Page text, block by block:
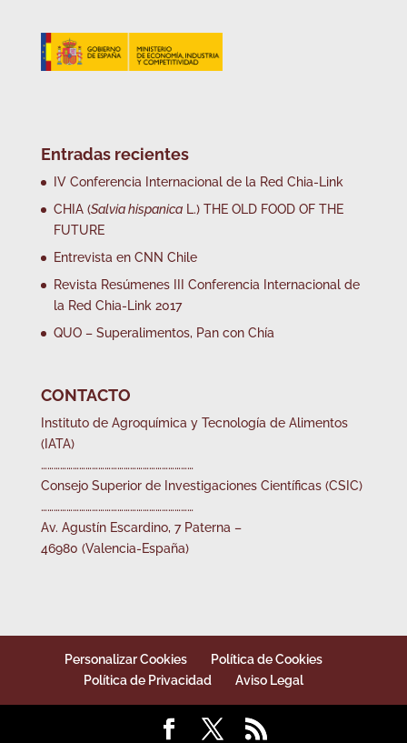
Entradas recientes
IV Conferencia Internacional de la Red Chia-Link
CHIA (Salvia hispanicaL.) THE OLD FOOD OF THE
FUTURE
Entrevista en CNN Chile
Revista Resúmenes III Conferencia Internacional de
la Red Chia-Link 2017
QUO – Superalimentos, Pan con Chía
CONTACTO
Instituto de Agroquímica y Tecnología de Alimentos
(IATA)
………………………………………………………………
Consejo Superior de Investigaciones Científicas (CSIC)
………………………………………………………………
Av. Agustín Escardino, 7 Paterna –
46980 (Valencia-España)
Personalizar Cookies
Política de Cookies
Política de Privacidad
Aviso Legal